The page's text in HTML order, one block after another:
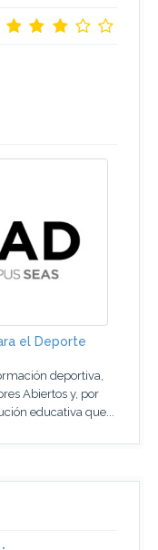
el Deporte
deportiva,
Abiertos y, por
educativa que...